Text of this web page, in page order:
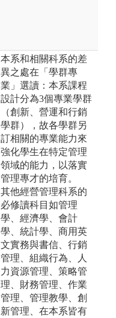
本系和相關科系的差
異之處在「學群專
業」選讀：本系課程
設計分為3個專業學群
（創新、營運和行銷
學群），故各學群另
訂相關的專業能力來
強化學生在特定管理
領域的能力，以落實
管理專才的培育。
其他經營管理科系的
必修讀科目如管理
學、經濟學、會計
學、統計學、商用英
文實務與書信、行銷
管理、組織行為、人
力資源管理、策略管
理、財務管理、作業
管理、管理教學、創
新管理、在本系皆有